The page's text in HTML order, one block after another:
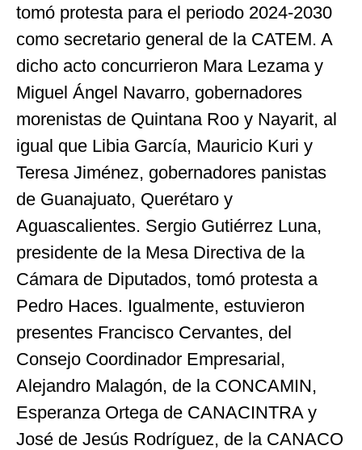
tomó protesta para el periodo 2024-2030
como secretario general de la CATEM. A
dicho acto concurrieron Mara Lezama y
Miguel Ángel Navarro, gobernadores
morenistas de Quintana Roo y Nayarit, al
igual que Libia García, Mauricio Kuri y
Teresa Jiménez, gobernadores panistas
de Guanajuato, Querétaro y
Aguascalientes. Sergio Gutiérrez Luna,
presidente de la Mesa Directiva de la
Cámara de Diputados, tomó protesta a
Pedro Haces. Igualmente, estuvieron
presentes Francisco Cervantes, del
Consejo Coordinador Empresarial,
Alejandro Malagón, de la CONCAMIN,
Esperanza Ortega de CANACINTRA y
José de Jesús Rodríguez, de la CANACO